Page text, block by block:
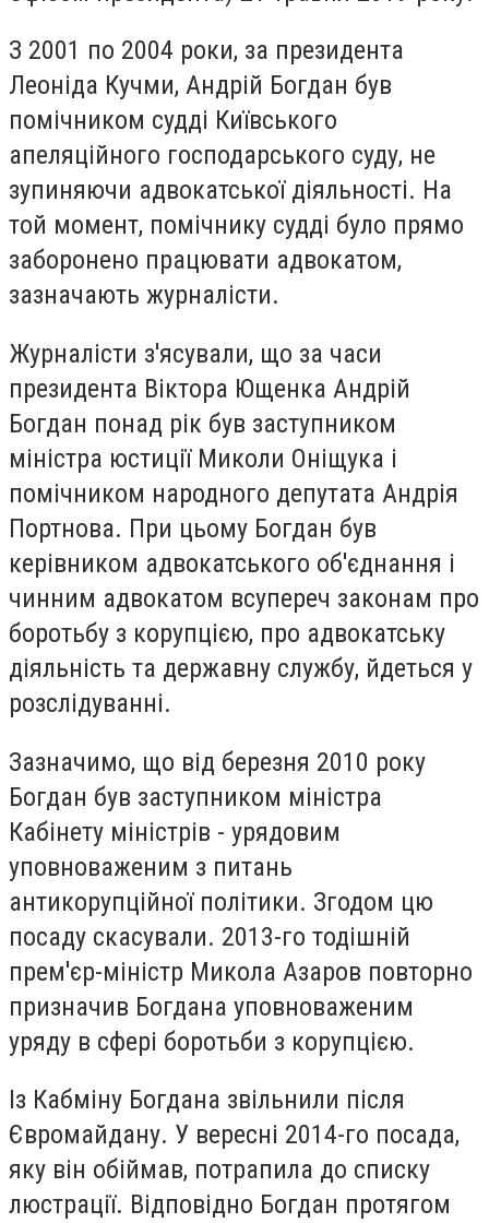
З 2001 по 2004 роки, за президента
Леоніда Кучми, Андрій Богдан був
помічником судді Київського
апеляційного господарського суду, не
зупиняючи адвокатської діяльності. На
той момент, помічнику судді було прямо
заборонено працювати адвокатом,
зазначають журналісти.
Журналісти з'ясували, що за часи
президента Віктора Ющенка Андрій
Богдан понад рік був заступником
міністра юстиції Миколи Оніщука і
помічником народного депутата Андрія
Портнова. При цьому Богдан був
керівником адвокатського об'єднання і
чинним адвокатом всупереч законам про
боротьбу з корупцією, про адвокатську
діяльність та державну службу, йдеться у
розслідуванні.
Зазначимо, що від березня 2010 року
Богдан був заступником міністра
Кабінету міністрів - урядовим
уповноваженим з питань
антикорупційної політики. Згодом цю
посаду скасували. 2013-го тодішній
прем'єр-міністр Микола Азаров повторно
призначив Богдана уповноваженим
уряду в сфері боротьби з корупцією.
Із Кабміну Богдана звільнили після
Євромайдану. У вересні 2014-го посада,
яку він обіймав, потрапила до списку
люстрації. Відповідно Богдан протягом